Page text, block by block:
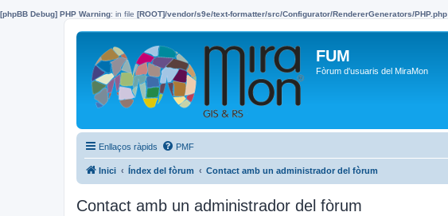
[phpBB Debug] PHP Warning: in file [ROOT]/vendor/s9e/text-formatter/src/Configurator/RendererGenerators/PHP.php
FUM
Fòrum d'usuaris del MiraMon
Enllaços ràpids PMF
Inici Índex del fòrum Contact amb un administrador del fòrum
Contact amb un administrador del fòrum